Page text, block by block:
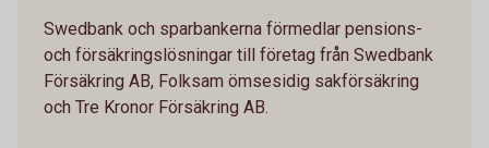
Swedbank och sparbankerna förmedlar pensions-
och försäkringslösningar till företag från Swedbank
Försäkring AB, Folksam ömsesidig sakförsäkring
och Tre Kronor Försäkring AB.